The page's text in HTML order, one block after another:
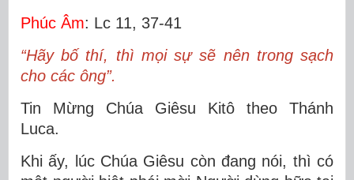
Phúc Âm: Lc 11, 37-41
“Hãy bố thí, thì mọi sự sẽ nên trong sạch
cho các ông”.
Tin Mừng Chúa Giêsu Kitô theo Thánh
Luca.
Khi ấy, lúc Chúa Giêsu còn đang nói, thì có